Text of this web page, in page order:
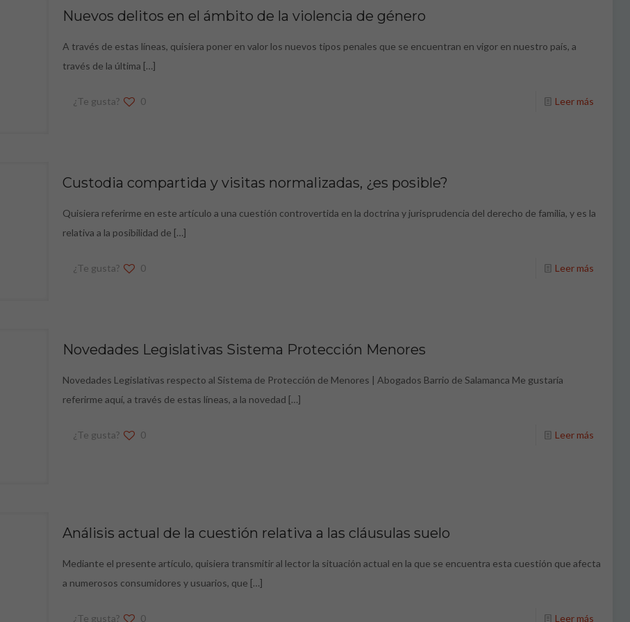
Nuevos delitos en el ámbito de la violencia de género
A través de estas líneas, quisiera poner en valor los nuevos tipos penales que se encuentran en vigor en nuestro país, a
través de la última […]
¿Te gusta? 0 Leer más
Custodia compartida y visitas normalizadas, ¿es posible?
Quisiera referirme en este artículo a una cuestión controvertida en la doctrina y jurisprudencia del derecho de familia, y es la
relativa a la posibilidad de […]
¿Te gusta? 0 Leer más
Novedades Legislativas Sistema Protección Menores
Novedades Legislativas respecto al Sistema de Protección de Menores | Abogados Barrio de Salamanca Me gustaría
referirme aquí, a través de estas líneas, a la novedad […]
¿Te gusta? 0 Leer más
Análisis actual de la cuestión relativa a las cláusulas suelo
Mediante el presente artículo, quisiera transmitir al lector la situación actual en la que se encuentra esta cuestión que afecta
a numerosos consumidores y usuarios, que […]
¿Te gusta? 0 Leer más